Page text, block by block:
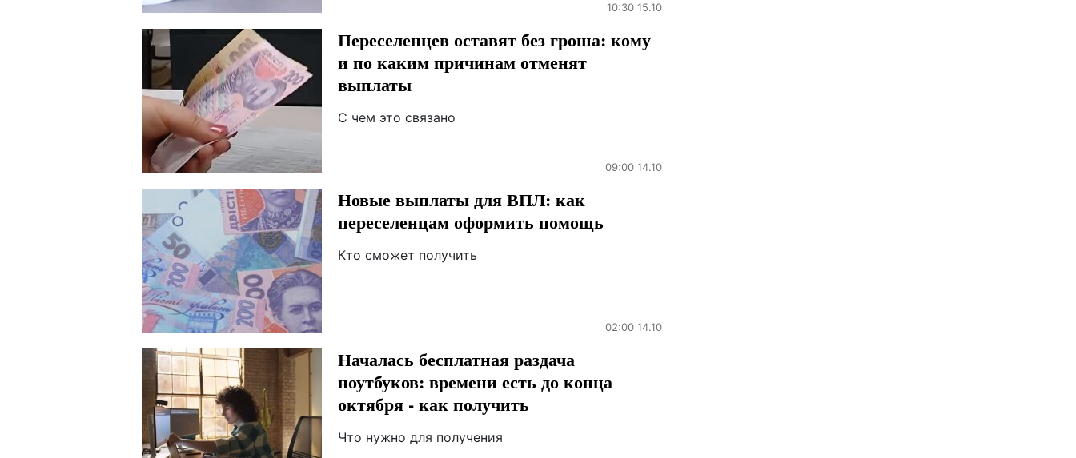
10:30 15.10
Переселенцев оставят без гроша: кому
и по каким причинам отменят
выплаты
С чем это связано
09:00 14.10
Новые выплаты для ВПЛ: как
переселенцам оформить помощь
Кто сможет получить
02:00 14.10
Началась бесплатная раздача
ноутбуков: времени есть до конца
октября - как получить
Что нужно для получения